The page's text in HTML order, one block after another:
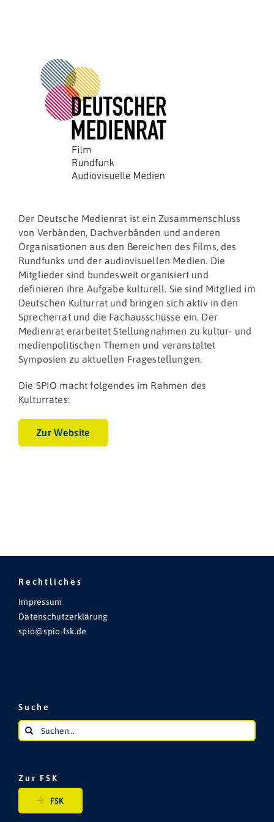
Der Deutsche Medienrat ist ein Zusammenschluss
von Verbänden, Dachverbänden und anderen
Organisationen aus den Bereichen des Films, des
Rundfunks und der audiovisuellen Medien. Die
Mitglieder sind bundesweit organisiert und
definieren ihre Aufgabe kulturell. Sie sind Mitglied im
Deutschen Kulturrat und bringen sich aktiv in den
Sprecherrat und die Fachausschüsse ein. Der
Medienrat erarbeitet Stellungnahmen zu kultur- und
medienpolitischen Themen und veranstaltet
Symposien zu aktuellen Fragestellungen.
Die SPIO macht folgendes im Rahmen des
Kulturrates:
Zur Website
Rechtliches
Impressum
Datenschutzerklärung
spio@spio-fsk.de
Suche
Suche
nach:
Zur FSK
FSK